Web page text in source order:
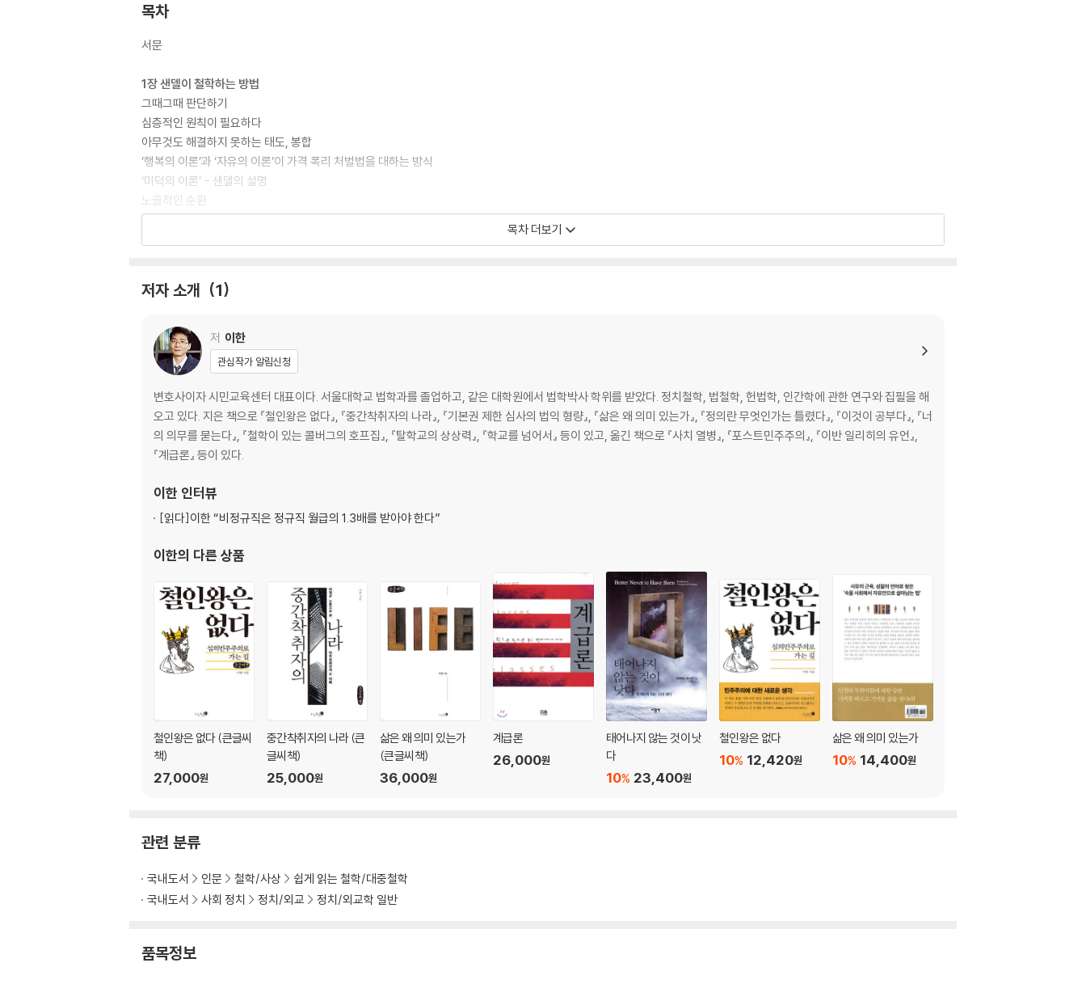
목차
서문
1장 샌델이 철학하는 방법
그때그때 판단하기
심층적인 원칙이 필요하다
아무것도 해결하지 못하는 태도, 봉합
‘행복의 이론’과 ‘자유의 이론’이 가격 폭리 처벌법을 대하는 방식
‘미덕의 이론’ - 샌델의 설명
노골적인 순환
본질을 파악하는 비법이란 없다
우리에게 남은 선택지가 그런 것뿐이라면?
2장 샌델, 공리주의를 엉터리로 비판하다
공리주의는 개인의 권리를 무시하는가
효용을 담는 그릇
미덕을 담는 그릇
모호한 미덕
공리주의를 향한 엉뚱한 비판
“어딘가 불편하다”에서 “그 이론은 틀렸다”로 비약
샌델, 존 스튜어트 밀을 엉터리로 비판하다
자유지상주의, 밑동 빼고는 괜찮은가?
사회 구성원 사이의 약속
선착순의 이념
로크의 단서는 실패한다
자발성과 재산권의 순환논법
새로운 세대의 문제
밑동을 자르지 않아도 노직의 논증은 무너진다
4장 샌델, 자유주의를 왜곡하다
삶을 스스로 결정할 수 없다면
절대적 소유권과 거래 결과의 무조건적 강제는 자기 결정의 원칙을 침해한다
모병제냐 징병제냐
샌델의 해결책: “국가가 이런 문제를 다루어야 한다!”
롤즈와 샌델
차등 원칙
수술대 위에서 장기 기증을 취소하려 할 때
목차 더보기
저자 소개 1
저 이한
관심작가 알림신청
변호사이자 시민교육센터 대표이다. 서울대학교 법학과를 졸업하고, 같은 대학원에서 법학박사 학위를 받았다. 정치철학, 법철학, 헌법학, 인간학에 관한 연구와 집필을 해
오고 있다. 지은 책으로 『철인왕은 없다』, 『중간착취자의 나라』, 『기본권 제한 심사의 법익 형량』, 『삶은 왜 의미 있는가』, 『정의란 무엇인가는 틀렸다』, 『이것이 공부다』, 『너
의 의무를 묻는다』, 『철학이 있는 콜버그의 호프집』, 『탈학교의 상상력』, 『학교를 넘어서』 등이 있고, 옮긴 책으로 『사치 열병』, 『포스트민주주의』, 『이반 일리히의 유언』,
『계급론』 등이 있다.
이한 인터뷰
[읽다]이한 “비정규직은 정규직 월급의 1.3배를 받아야 한다”
이한의 다른 상품
철인왕은 없다 (큰글씨
책)
27,000원
중간착취자의 나라 (큰
글씨책)
25,000원
삶은 왜 의미 있는가
(큰글씨책)
36,000원
계급론
26,000원
태어나지 않는 것이 낫
다
23,400원
10%
철인왕은 없다
12,420원
10%
삶은 왜 의미 있는가
14,400원
10%
관련 분류
국내도서 인문 철학/사상
쉽게 읽는 철학/대중철학
국내도서
사회 정치 정치/외교 정치/외교학 일반
품목정보